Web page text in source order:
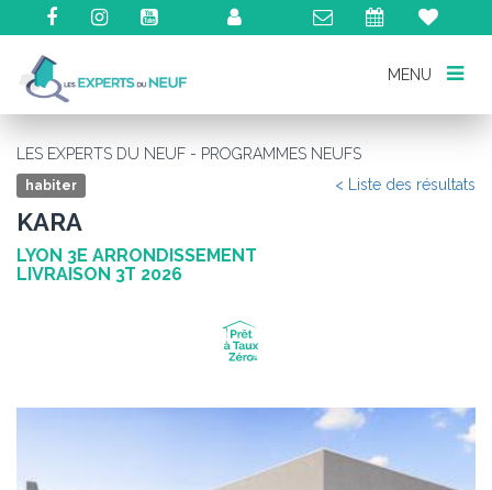
MENU
MENU
LES EXPERTS DU NEUF - PROGRAMMES NEUFS
habiter < Liste des résultats
KARA
LYON 3E ARRONDISSEMENT
LIVRAISON 3T 2026